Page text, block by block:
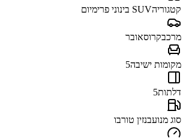
קטגוריהSUV בינוני פרימיום
מרכבקרוסאובר
מקומות ישיבה5
דלתות5
סוג מנועבנזין טורבו